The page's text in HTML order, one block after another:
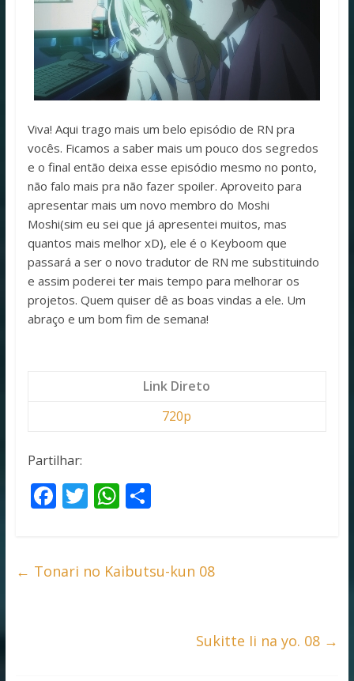
Viva! Aqui trago mais um belo episódio de RN pra
vocês. Ficamos a saber mais um pouco dos segredos
e o final então deixa esse episódio mesmo no ponto,
não falo mais pra não fazer spoiler. Aproveito para
apresentar mais um novo membro do Moshi
Moshi(sim eu sei que já apresentei muitos, mas
quantos mais melhor xD), ele é o Keyboom que
passará a ser o novo tradutor de RN me substituindo
e assim poderei ter mais tempo para melhorar os
projetos. Quem quiser dê as boas vindas a ele. Um
abraço e um bom fim de semana!
Link Direto
720p
Partilhar:
F
b
T
er
W
s
S
e
← Tonari no Kaibutsu-kun 08
Sukitte Ii na yo. 08 →